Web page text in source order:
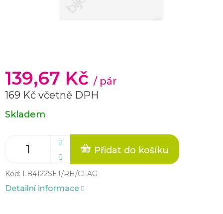
139,67 Kč / pár
169 Kč včetně DPH
Měrná
cena:
Skladem
Přidat do košíku
Kód: LB4122SET/RH/CLAG
Detailní informace